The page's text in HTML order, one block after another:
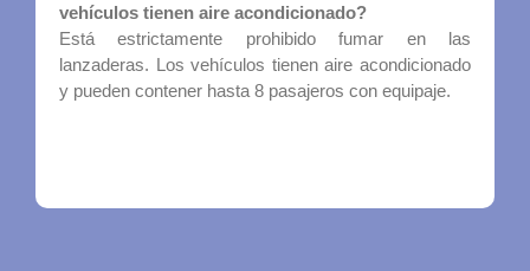
vehículos tienen aire acondicionado?
Está estrictamente prohibido fumar en las
lanzaderas. Los vehículos tienen aire acondicionado
y pueden contener hasta 8 pasajeros con equipaje.